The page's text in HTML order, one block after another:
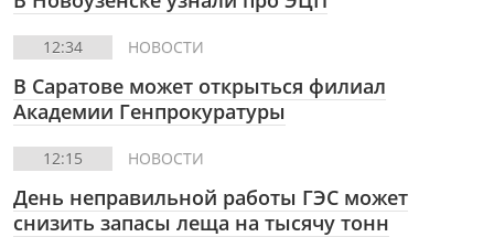
12:34 НОВОСТИ
В Саратове может открыться филиал
Академии Генпрокуратуры
12:15 НОВОСТИ
День неправильной работы ГЭС может
снизить запасы леща на тысячу тонн